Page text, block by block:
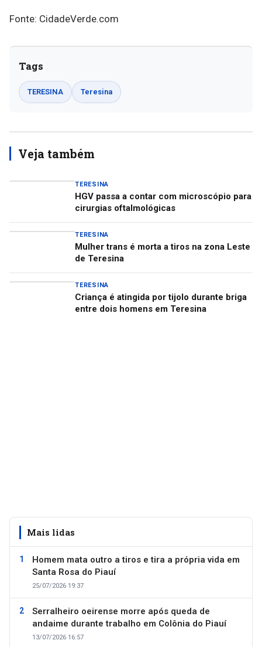
Fonte: CidadeVerde.com
Tags
TERESINA Teresina
Veja também
TERESINA
HGV passa a contar com microscópio para
cirurgias oftalmológicas
TERESINA
Mulher trans é morta a tiros na zona Leste
de Teresina
TERESINA
Criança é atingida por tijolo durante briga
entre dois homens em Teresina
Mais lidas
Homem mata outro a tiros e tira a própria vida em
Santa Rosa do Piauí
25/07/2026 19:37
Serralheiro oeirense morre após queda de
andaime durante trabalho em Colônia do Piauí
13/07/2026 16:57